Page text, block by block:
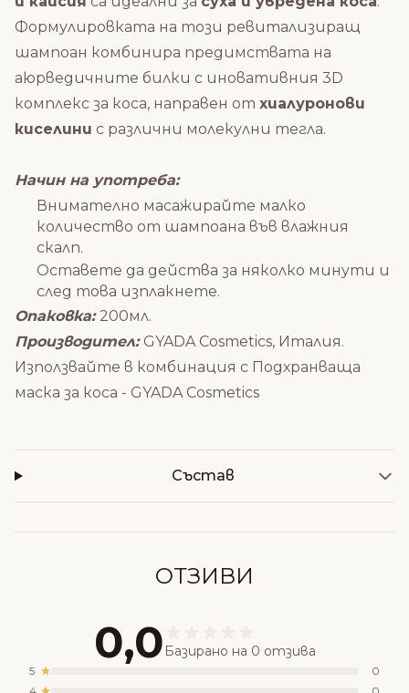
Формулировката на този ревитализиращ
шампоан комбинира предимствата на
аюрведичните билки с иновативния 3D
комплекс за коса, направен от хиалуронови
киселини с различни молекулни тегла.
Начин на употреба:
Внимателно масажирайте малко
количество от шампоана във влажния
скалп.
Оставете да действа за няколко минути и
след това изплакнете.
Опаковка: 200мл.
Производител: GYADA Cosmetics, Италия.
Използвайте в комбинация с Подхранваща
маска за коса - GYADA Cosmetics
Състав
ОТЗИВИ
0,0 Базирано на 0 отзива
5
0